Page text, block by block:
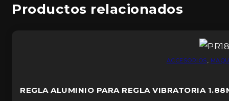
Productos relacionados
ACCESORIOS,
REGLA ALUMINIO PARA REGLA VIBRATORIA